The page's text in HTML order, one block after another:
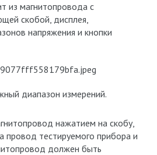
из магнитопровода с
скобой, дисплея,
напряжения и кнопки
диапазон измерений.
нажатием на скобу,
провод тестируемого прибора и
должен быть